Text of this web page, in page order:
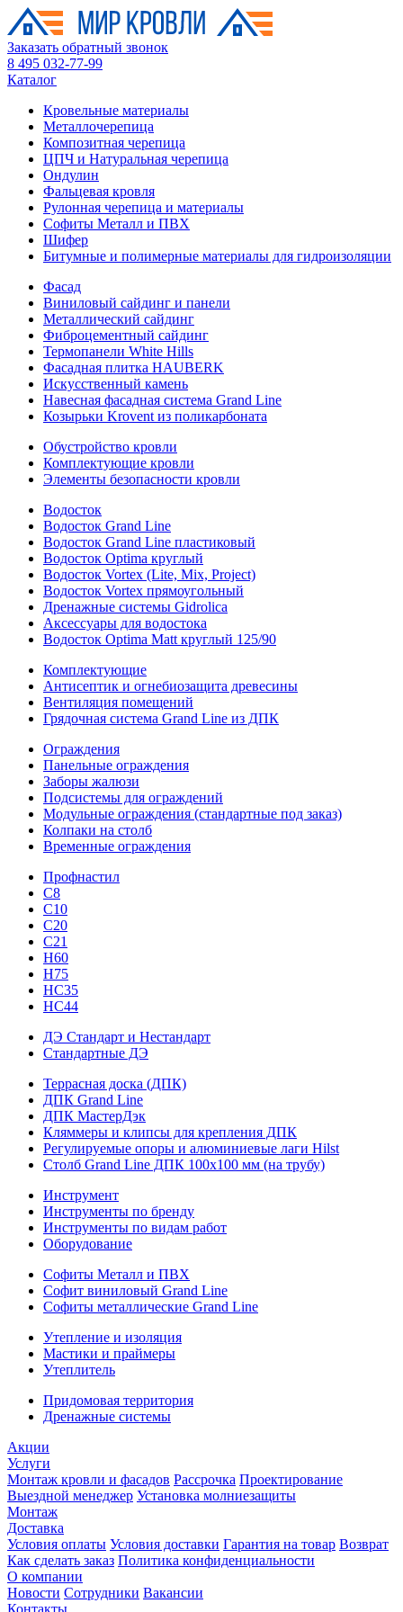
Заказать обратный звонок
8 495 032-77-99
Каталог
Кровельные материалы
Металлочерепица
Композитная черепица
ЦПЧ и Натуральная черепица
Ондулин
Фальцевая кровля
Рулонная черепица и материалы
Софиты Металл и ПВХ
Шифер
Битумные и полимерные материалы для гидроизоляции
Фасад
Виниловый сайдинг и панели
Металлический сайдинг
Фиброцементный сайдинг
Термопанели White Hills
Фасадная плитка HAUBERK
Искусственный камень
Навесная фасадная система Grand Line
Козырьки Krovent из поликарбоната
Обустройство кровли
Комплектующие кровли
Элементы безопасности кровли
Водосток
Водосток Grand Line
Водосток Grand Line пластиковый
Водосток Optima круглый
Водосток Vortex (Lite, Mix, Project)
Водосток Vortex прямоугольный
Дренажные системы Gidrolica
Аксессуары для водостока
Водосток Optima Matt круглый 125/90
Комплектующие
Антисептик и огнебиозащита древесины
Вентиляция помещений
Грядочная система Grand Line из ДПК
Ограждения
Панельные ограждения
Заборы жалюзи
Подсистемы для ограждений
Модульные ограждения (стандартные под заказ)
Колпаки на столб
Временные ограждения
Профнастил
С8
С10
С20
С21
H60
H75
HС35
НС44
ДЭ Стандарт и Нестандарт
Стандартные ДЭ
Террасная доска (ДПК)
ДПК Grand Line
ДПК МастерДэк
Кляммеры и клипсы для крепления ДПК
Регулируемые опоры и алюминиевые лаги Hilst
Столб Grand Line ДПК 100х100 мм (на трубу)
Инструмент
Инструменты по бренду
Инструменты по видам работ
Оборудование
Софиты Металл и ПВХ
Софит виниловый Grand Line
Софиты металлические Grand Line
Утепление и изоляция
Мастики и праймеры
Утеплитель
Придомовая территория
Дренажные системы
Акции
Услуги
Монтаж кровли и фасадов Рассрочка Проектирование
Выездной менеджер Установка молниезащиты
Монтаж
Доставка
Условия оплаты Условия доставки Гарантия на товар Возврат
Как сделать заказ Политика конфиденциальности
О компании
Новости Сотрудники Вакансии
Контакты